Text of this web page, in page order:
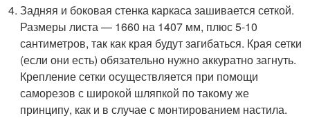
Задняя и боковая стенка каркаса зашивается сеткой.
Размеры листа — 1660 на 1407 мм, плюс 5-10
сантиметров, так как края будут загибаться. Края сетки
(если они есть) обязательно нужно аккуратно загнуть.
Крепление сетки осуществляется при помощи
саморезов с широкой шляпкой по такому же
принципу, как и в случае с монтированием настила.